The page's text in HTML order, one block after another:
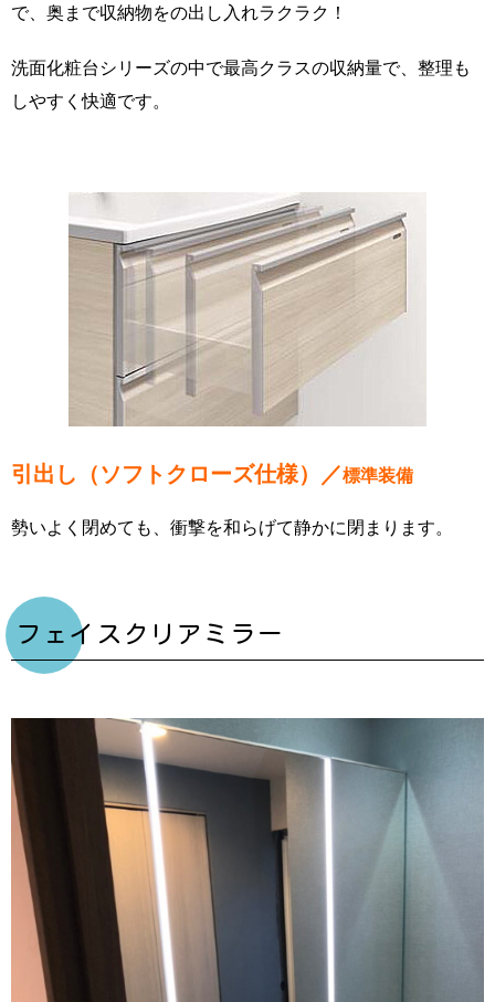
で、奥まで収納物をの出し入れラクラク！
洗面化粧台シリーズの中で最高クラスの収納量で、整理も
しやすく快適です。
引出し（ソフトクローズ仕様）／標準装備
勢いよく閉めても、衝撃を和らげて静かに閉まります。
フェイスクリアミラー